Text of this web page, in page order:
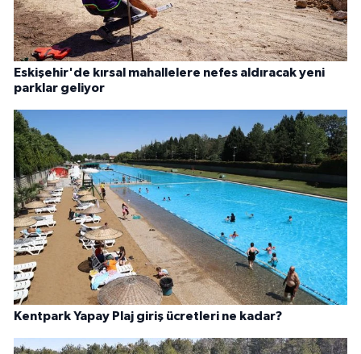
Eskişehir'de kırsal mahallelere nefes aldıracak yeni
parklar geliyor
Kentpark Yapay Plaj giriş ücretleri ne kadar?